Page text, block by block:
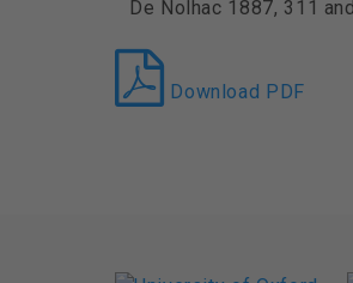
De Nolhac 1887, 311
Download PDF